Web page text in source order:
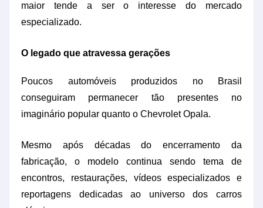
maior tende a ser o interesse do mercado
especializado.
O legado que atravessa gerações
Poucos automóveis produzidos no Brasil
conseguiram permanecer tão presentes no
imaginário popular quanto o Chevrolet Opala.
Mesmo após décadas do encerramento da
fabricação, o modelo continua sendo tema de
encontros, restaurações, vídeos especializados e
reportagens dedicadas ao universo dos carros